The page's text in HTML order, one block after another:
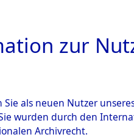
HOME
zur
als neuen Nutzer
wurden durch den
Archivrecht.